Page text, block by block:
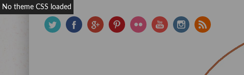
No theme CSS loaded